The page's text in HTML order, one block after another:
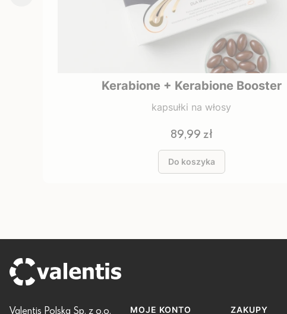
Kerabione + Kerabione Booster
kapsułki na włosy
Cena
89,99 zł
Do koszyka
Valentis Polska Sp. z o.o. MOJE KONTO ZAKUPY